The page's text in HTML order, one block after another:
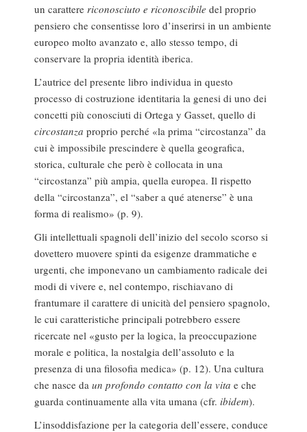
un carattere riconosciuto e riconoscibile del proprio
pensiero che consentisse loro d’inserirsi in un ambiente
europeo molto avanzato e, allo stesso tempo, di
conservare la propria identità iberica.
L’autrice del presente libro individua in questo
processo di costruzione identitaria la genesi di uno dei
concetti più conosciuti di Ortega y Gasset, quello di
circostanza proprio perché «la prima “circostanza” da
cui è impossibile prescindere è quella geografica,
storica, culturale che però è collocata in una
“circostanza” più ampia, quella europea. Il rispetto
della “circostanza”, el “saber a qué atenerse” è una
forma di realismo» (p. 9).
Gli intellettuali spagnoli dell’inizio del secolo scorso si
dovettero muovere spinti da esigenze drammatiche e
urgenti, che imponevano un cambiamento radicale dei
modi di vivere e, nel contempo, rischiavano di
frantumare il carattere di unicità del pensiero spagnolo,
le cui caratteristiche principali potrebbero essere
ricercate nel «gusto per la logica, la preoccupazione
morale e politica, la nostalgia dell’assoluto e la
presenza di una filosofia medica» (p. 12). Una cultura
che nasce da un profondo contatto con la vita e che
guarda continuamente alla vita umana (cfr. ibidem).
L’insoddisfazione per la categoria dell’essere, conduce